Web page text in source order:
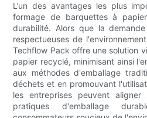
L’un des avantages les plus
formage de barquettes à
durabilité. Alors que la
respectueuses de
Techflow Pack offre une solution
papier recyclé, minimisant ainsi
aux méthodes d'emballage
déchets et en promouvant
les entreprises peuvent
pratiques d'emballage